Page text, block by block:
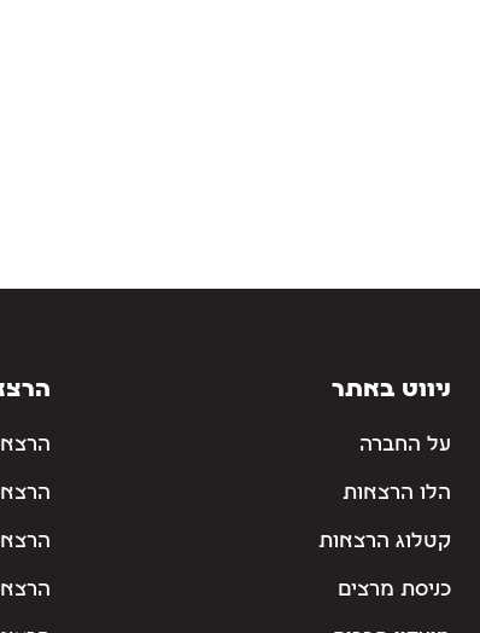
ניווט באתר
על החברה
הלו הרצאות
קטלוג הרצאות
כניסת מרצים